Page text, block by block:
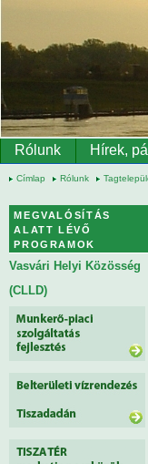
Rólunk Hírek,
Címlap Rólunk
MEGVALÓSÍTÁS
ALATT LÉVŐ
PROGRAMOK
Vasvári Helyi Közösség
(CLLD)